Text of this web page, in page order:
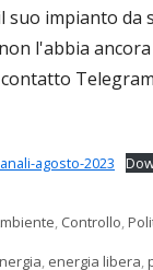
impianto da
l'abbia
Telegram
agosto-2023
, Controllo,
, energia libera,